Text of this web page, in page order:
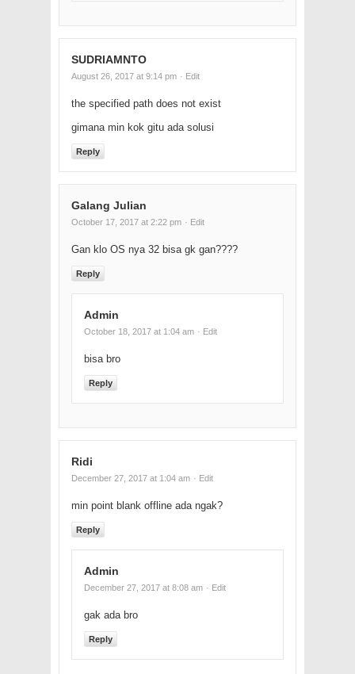
SUDRIAMNTO
August 26, 2017 at 9:14 pm · Edit
the specified path does not exist
gimana min kok gitu ada solusi
Reply
Galang Julian
October 17, 2017 at 2:22 pm · Edit
Gan klo OS nya 32 bisa gk gan????
Reply
Admin
October 18, 2017 at 1:04 am · Edit
bisa bro
Reply
Ridi
December 27, 2017 at 1:04 am · Edit
min point blank offline ada ngak?
Reply
Admin
December 27, 2017 at 8:08 am · Edit
gak ada bro
Reply